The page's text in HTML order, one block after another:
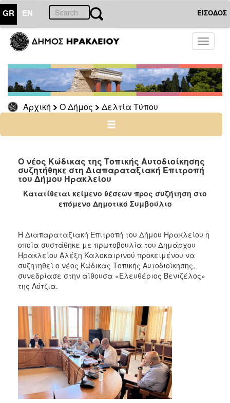
GR EN ΕΙΣΟΔΟΣ
Toggle
Αρχική Ο Δήμος Δελτία Τύπου
ΔΗΜΟΣ
Δελτία
Τύπου
Αρχείο
ΠΟΛΙΤΙΣΜΟΣ
Ο νέος Κώδικας της Τοπικής Αυτοδιοίκησης
συζητήθηκε στη Διαπαραταξιακή Επιτροπή
του Δήμου Ηρακλείου
Κατατίθεται κείμενο θέσεων προς συζήτηση στο
επόμενο Δημοτικό Συμβούλιο
Η Διαπαραταξιακή Επιτροπή του Δήμου Ηρακλείου η
οποία συστάθηκε με πρωτοβουλία του Δημάρχου
Ηρακλείου Αλέξη Καλοκαιρινού προκειμένου να
συζητηθεί ο νέος Κώδικας Τοπικής Αυτοδιοίκησης,
συνεδρίασε στην αίθουσα «Ελευθέριος Βενιζέλος»
της Λότζια.